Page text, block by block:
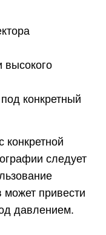
высокого
конкретный
конкретной
следует
может привести
давлением.